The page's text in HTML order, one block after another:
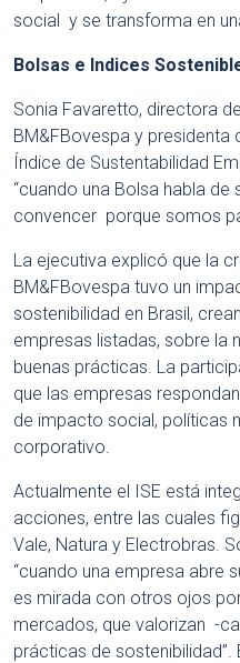
social y se transforma en
Bolsas e Indices
Sonia Favaretto, directora
BM&FBovespa y presidenta
Índice de Sustentabilidad
“cuando una Bolsa habla
convencer porque somos
La ejecutiva explicó que la
BM&FBovespa tuvo un
sostenibilidad en Brasil,
empresas listadas, sobre la
buenas prácticas. La
que las empresas
de impacto social, políticas
corporativo.
Actualmente el ISE está
acciones, entre las cuales
Vale, Natura y Electrobras.
“cuando una empresa abre
es mirada con otros ojos
mercados, que valorizan -
prácticas de